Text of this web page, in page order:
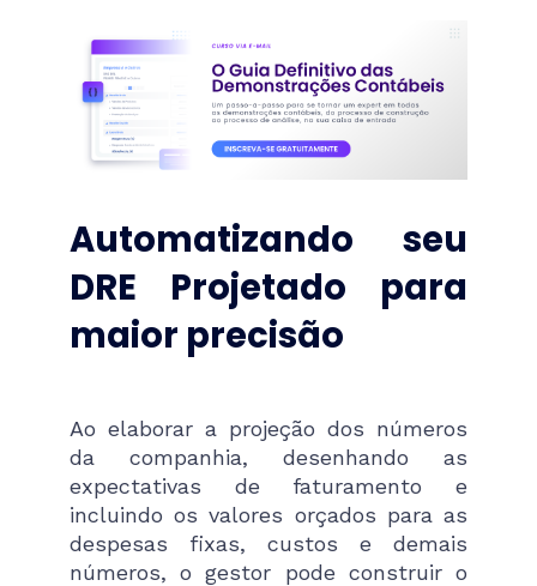
Automatizando seu
DRE Projetado para
maior precisão
Ao elaborar a projeção dos números
da companhia, desenhando as
expectativas de faturamento e
incluindo os valores orçados para as
despesas fixas, custos e demais
números, o gestor pode construir o